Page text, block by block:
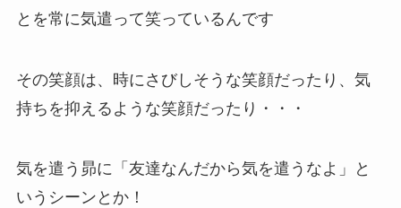
とを常に気遣って笑っているんです
その笑顔は、時にさびしそうな笑顔だったり、気
持ちを抑えるような笑顔だったり・・・
気を遣う昴に「友達なんだから気を遣うなよ」と
いうシーンとか！